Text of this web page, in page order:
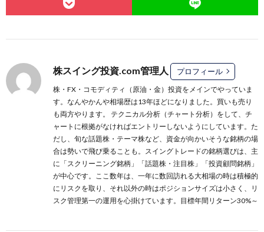
株スイング投資.com管理人 プロフィール
株・FX・コモディティ（原油・金）投資をメインでやっていま
す。なんやかんや相場歴は13年ほどになりました。買いも売り
も両方やります。 テクニカル分析（チャート分析）をして、チ
ャートに根拠がなければエントリーしないようにしています。た
だし、旬な話題株・テーマ株など、資金が向かいそうな銘柄の場
合は勢いで飛び乗ることも。スイングトレードの銘柄選びは、主
に 「スクリーニング銘柄」 「話題株・注目株」
「投資顧問銘柄」
が中心です。ここ数年は、一年に数回訪れる大相場の時は積極的
にリスクを取り、それ以外の時はポジションサイズは小さく、リ
スク管理第一の運用を心掛けています。目標年間リターン30%～